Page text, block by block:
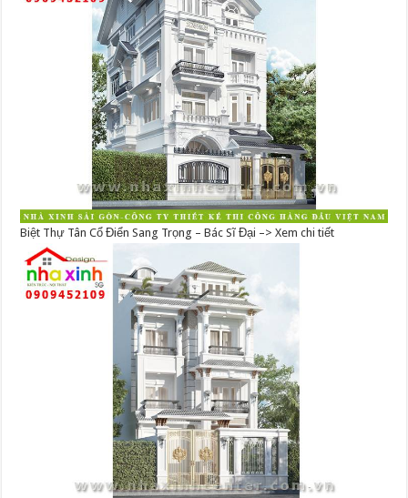
Biệt Thự Tân Cổ Điển Sang Trọng – Bác Sĩ Đại –> Xem chi tiết